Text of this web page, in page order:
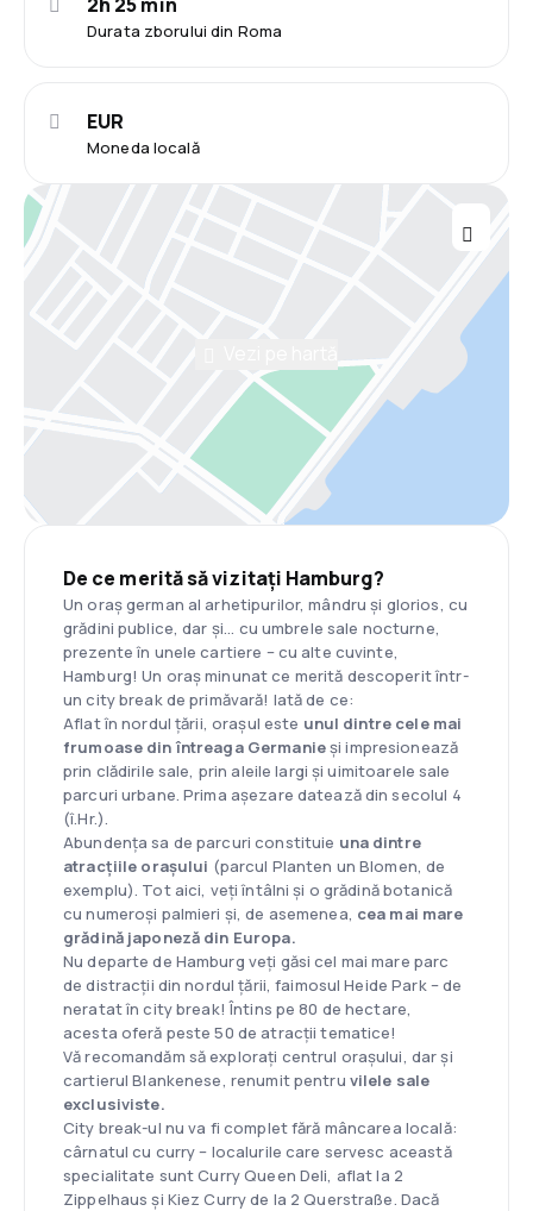
Durata zborului din Roma
Moneda locală
EUR
De ce merită să vizitați Hamburg?
Un oraș german al arhetipurilor, mândru și glorios, cu
grădini publice, dar și... cu umbrele sale nocturne,
prezente în unele cartiere – cu alte cuvinte,
Hamburg! Un oraș minunat ce merită descoperit într-
un city break de primăvară! Iată de ce:
Aflat în nordul țării, orașul este unul dintre cele mai
frumoase din întreaga Germanieși impresionează
prin clădirile sale, prin aleile largi și uimitoarele sale
parcuri urbane. Prima așezare datează din secolul 4
(î.Hr.).
Abundența sa de parcuri constituie una dintre
atracțiile orașului (parcul Planten un Blomen, de
exemplu). Tot aici, veți întâlni și o grădină botanică
cu numeroși palmieri și, de asemenea, cea mai mare
grădină japoneză din Europa.
Nu departe de Hamburg veți găsi cel mai mare parc
de distracții din nordul țării, faimosul Heide Park – de
neratat în city break! Întins pe 80 de hectare,
acesta oferă peste 50 de atracții tematice!
Vă recomandăm să explorați centrul orașului, dar și
cartierul Blankenese, renumit pentru vilele sale
exclusiviste.
City break-ul nu va fi complet fără mâncarea locală:
cârnatul cu curry – localurile care servesc această
specialitate sunt Curry Queen Deli, aflat la 2
Zippelhaus și Kiez Curry de la 2 Querstraße. Dacă